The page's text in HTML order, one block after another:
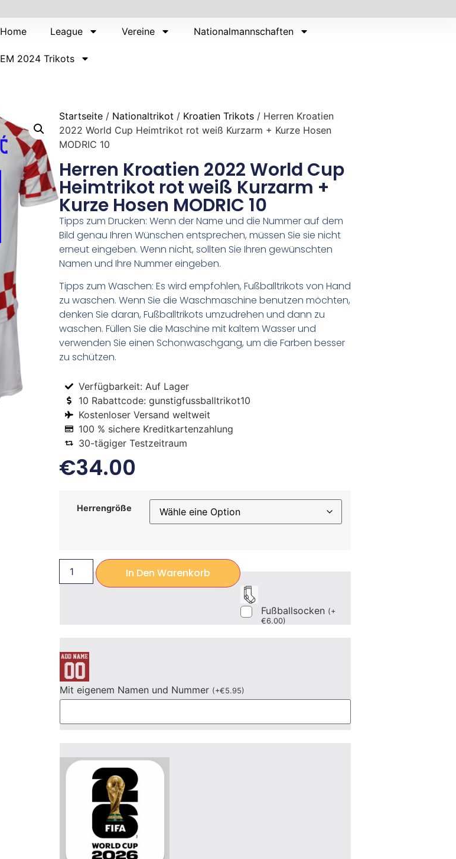
Home League Vereine Nationalmannschaften
EM 2024 Trikots
Startseite / Nationaltrikot / Kroatien Trikots / Herren Kroatien
2022 World Cup Heimtrikot rot weiß Kurzarm + Kurze Hosen
MODRIC 10
Herren Kroatien 2022 World Cup
Heimtrikot rot weiß Kurzarm +
Kurze Hosen MODRIC 10
Tipps zum Drucken: Wenn der Name und die Nummer auf dem
Bild genau Ihren Wünschen entsprechen, müssen Sie sie nicht
erneut eingeben. Wenn nicht, sollten Sie Ihren gewünschten
Namen und Ihre Nummer eingeben.
Tipps zum Waschen: Es wird empfohlen, Fußballtrikots von Hand
zu waschen. Wenn Sie die Waschmaschine benutzen möchten,
denken Sie daran, Fußballtrikots umzudrehen und dann zu
waschen. Füllen Sie die Maschine mit kaltem Wasser und
verwenden Sie einen Schonwaschgang, um die Farben besser
zu schützen.
Verfügbarkeit: Auf Lager
10 Rabattcode: gunstigfussballtrikot10
Kostenloser Versand weltweit
100 % sichere Kreditkartenzahlung
30-tägiger Testzeitraum
€34.00
Herrengröße
In Den Warenkorb
Fußballsocken (+
€6.00)
Mit eigenem Namen und Nummer (+€5.95)